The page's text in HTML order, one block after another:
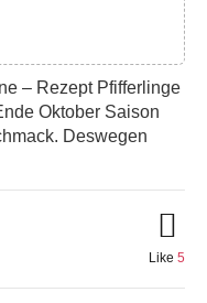
– Rezept Pfifferlinge
Oktober Saison
Deswegen
Like 5